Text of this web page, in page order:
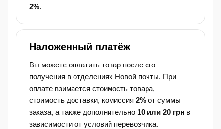
2%.
Наложенный платёж
Вы можете оплатить товар после его
получения в отделениях Новой почты. При
оплате взимается стоимость товара,
стоимость доставки, комиссия 2% от суммы
заказа, а также дополнительно 10 или 20 грн в
зависимости от условий перевозчика.